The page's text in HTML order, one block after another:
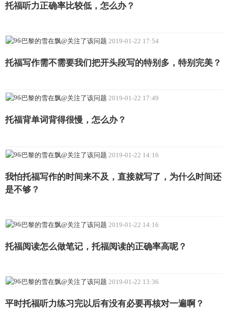
托福听力正确率比较低，怎么办？
-巴黎的雪在飘@关注了该问题 2019-01-22 17:54
托福写作需不需要我们把开头段写的特别多，特别完美？
-巴黎的雪在飘@关注了该问题 2019-01-22 17:49
托福背单词背得很慢，怎么办？
-巴黎的雪在飘@关注了该问题 2019-01-22 14:16
我怕托福写作的时间来不及，直接就写了，为什么时间还
是不够？
-巴黎的雪在飘@关注了该问题 2019-01-22 14:16
托福阅读怎么做笔记，托福阅读的正确率高呢？
-巴黎的雪在飘@关注了该问题 2019-01-22 13:36
平时托福听力练习完以后有没有必要再核对一遍啊？